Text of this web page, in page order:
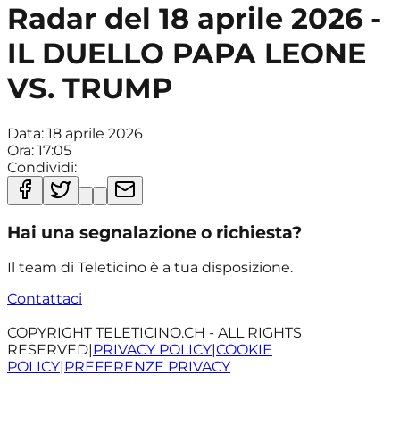
Radar del 18 aprile 2026 -
IL DUELLO PAPA LEONE
VS. TRUMP
Data: 18 aprile 2026
Ora: 17:05
Condividi:
Hai una segnalazione o richiesta?
Il team di Teleticino è a tua disposizione.
Contattaci
COPYRIGHT TELETICINO.CH - ALL RIGHTS
RESERVED|PRIVACY POLICY|COOKIE
POLICY|PREFERENZE PRIVACY